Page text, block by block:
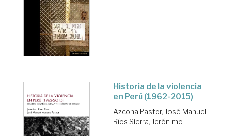
Historia de la violencia
en Perú (1962-2015)
Azcona Pastor, José Manuel;
Ríos Sierra, Jerónimo